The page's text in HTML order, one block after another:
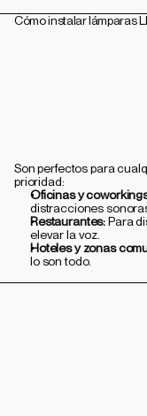
Cómo instalar lámparas
Son perfectos para
prioridad:
Oficinas y
distracciones
Restaurantes: Para
elevar la voz.
Hoteles y zonas
lo son todo.